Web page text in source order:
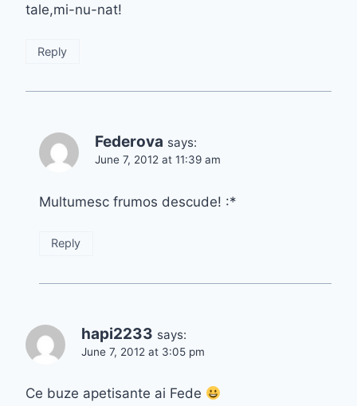
tale,mi-nu-nat!
Reply
Federova says:
June 7, 2012 at 11:39 am
Multumesc frumos descude! :*
Reply
hapi2233 says:
June 7, 2012 at 3:05 pm
Ce buze apetisante ai Fede